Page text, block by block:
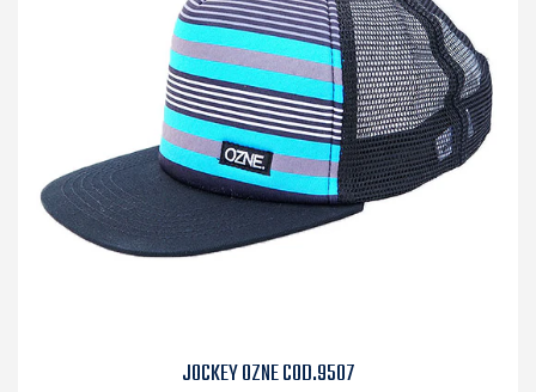
JOCKEY OZNE COD.9507